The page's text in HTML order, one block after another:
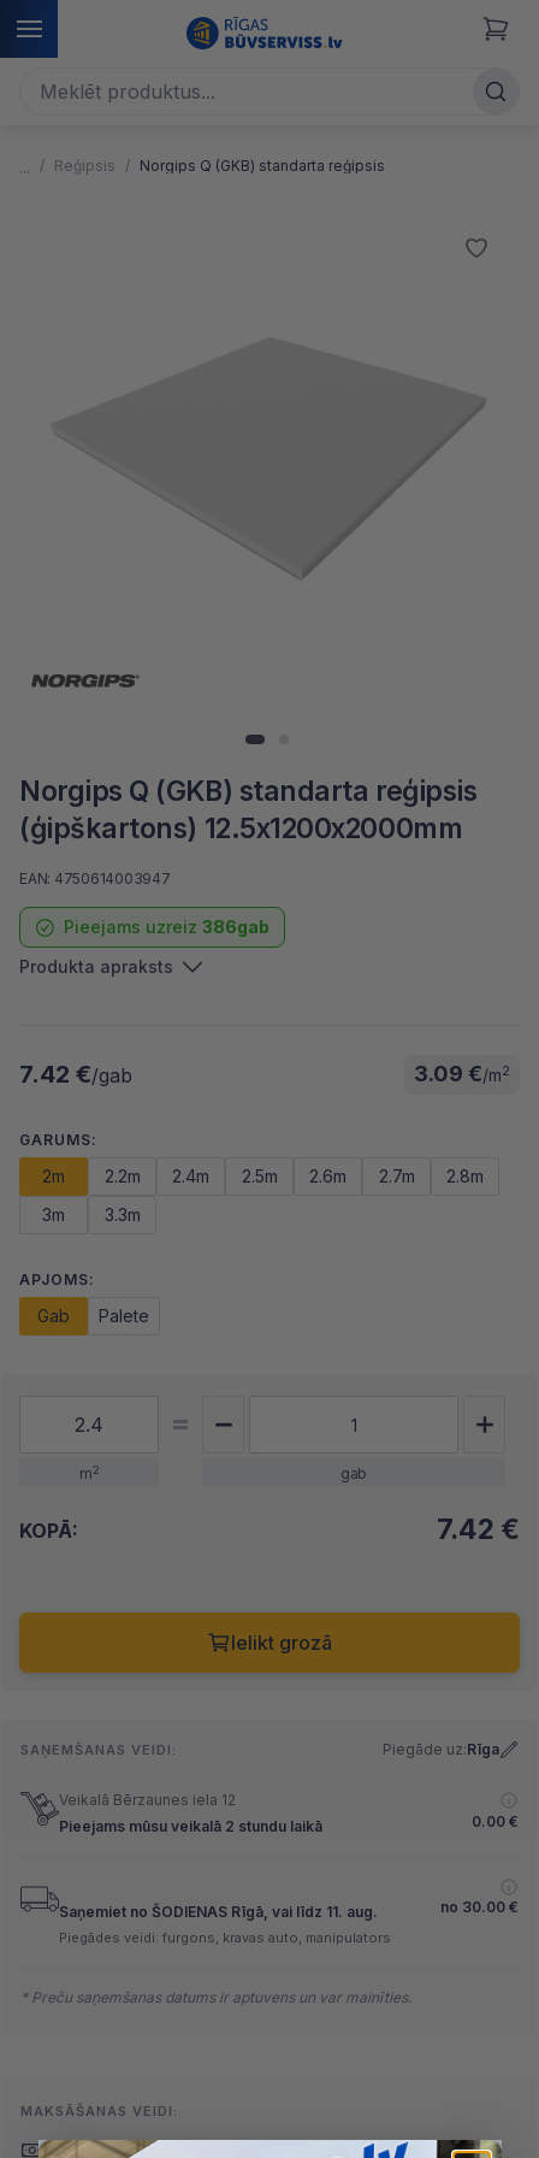
Reģipsis Norgips Q (GKB) standarta reģipsis
Norgips Q (GKB) standarta reģipsis
(ģipškartons) 12.5x1200x2000mm
Pieejams uzreiz 386gab
EAN: 4750614003947
Produkta apraksts
7.42 €/gab 3.09 €/m2
GARUMS:
2m 2.2m 2.4m 2.5m 2.6m 2.7m
2.8m
3m
3.3m
APJOMS:
Gab Palete
m2 gab
KOPĀ: 7.42 €
Ielikt grozā
SAŅEMŠANAS VEIDI: Piegāde uz:Rīga
Veikalā Bērzaunes iela 12
Pieejams mūsu veikalā 2 stundu laikā
0.00 €
Saņemiet no ŠODIENAS Rīgā, vai līdz 11. aug. no 30.00 €
Piegādes veidi: furgons, kravas auto, manipulators
* Preču saņemšanas datums ir aptuvens un var mainīties.
MAKSĀŠANAS VEIDI:
Skaidrā naudā(arī preci Pārskaitījums